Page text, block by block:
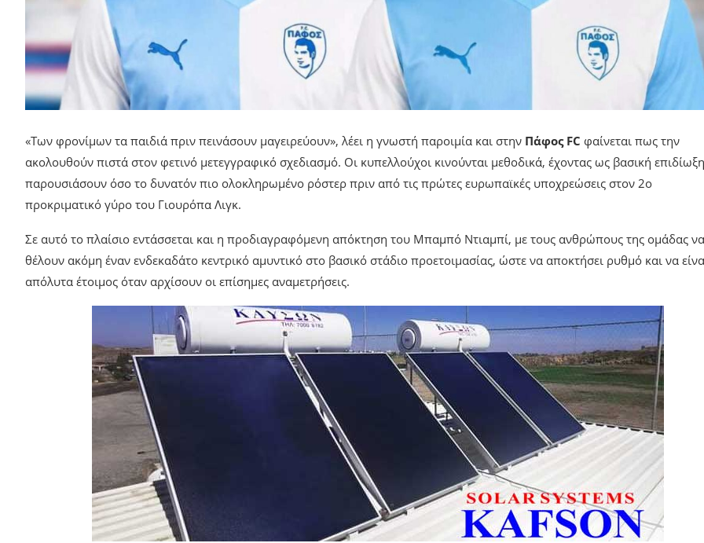
«Των φρονίμων τα παιδιά πριν πεινάσουν μαγειρεύουν», λέει η γνωστή παροιμία και στην Πάφος FC φαίνεται πως την
ακολουθούν πιστά στον φετινό μετεγγραφικό σχεδιασμό. Οι κυπελλούχοι κινούνται μεθοδικά, έχοντας ως βασική
παρουσιάσουν όσο το δυνατόν πιο ολοκληρωμένο ρόστερ πριν από τις πρώτες ευρωπαϊκές υποχρεώσεις στον 2ο
προκριματικό γύρο του Γιουρόπα Λιγκ.
Σε αυτό το πλαίσιο εντάσσεται και η προδιαγραφόμενη απόκτηση του Μπαμπό Ντιαμπί, με τους ανθρώπους της ομάδας να
θέλουν ακόμη έναν ενδεκαδάτο κεντρικό αμυντικό στο βασικό στάδιο προετοιμασίας, ώστε να αποκτήσει ρυθμό και να
απόλυτα έτοιμος όταν αρχίσουν οι επίσημες αναμετρήσεις.